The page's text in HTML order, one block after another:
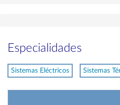
Especialidades
Sistemas Eléctricos Sistemas